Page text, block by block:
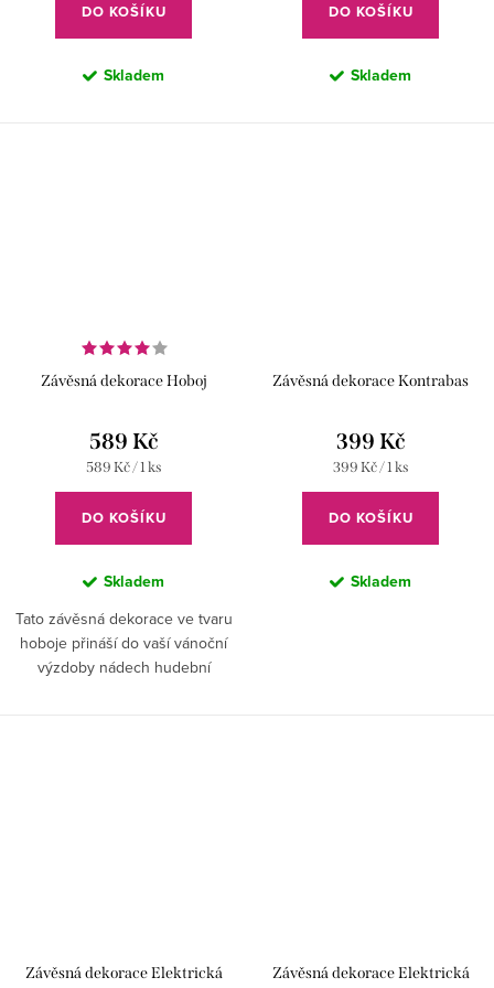
DO KOŠÍKU
Skladem
DO KOŠÍKU
Skladem
Závěsná dekorace Hoboj
589 Kč
Měrná
cena:
589 Kč / 1 ks
DO KOŠÍKU
Skladem
Tato závěsná dekorace ve tvaru
hoboje přináší do vaší vánoční
výzdoby nádech hudební
Závěsná dekorace Kontrabas
399 Kč
Měrná
cena:
399 Kč / 1 ks
DO KOŠÍKU
Skladem
Závěsná dekorace Elektrická
Závěsná dekorace Elektrická